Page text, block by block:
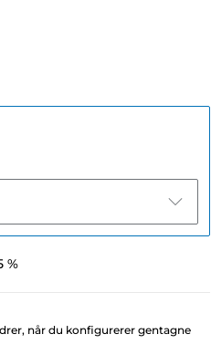
%
når du konfigurerer gentagne